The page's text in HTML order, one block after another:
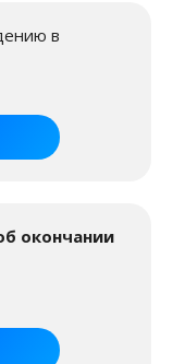
в
окончании